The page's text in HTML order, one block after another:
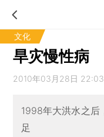
文化
旱灾慢性病
2010年03月28日 22:03
1998年大洪水之后
足